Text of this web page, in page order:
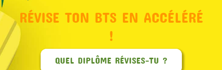
RÉVISE TON BTS EN ACCÉLÉRÉ
!
QUEL DIPLÔME RÉVISES-TU ?